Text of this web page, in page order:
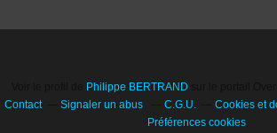
Philippe BERTRAND
Contact
Signaler un abus C.G.U.
Cookies et
Préférences cookies